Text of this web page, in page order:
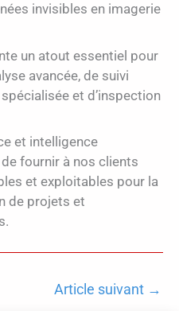
invisibles en imagerie
un atout essentiel pour
avancée, de suivi
et d’inspection
et intelligence
fournir à nos clients
et exploitables pour la
de projets et
Article suivant →